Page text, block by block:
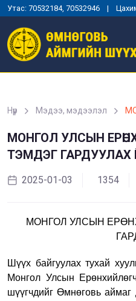
Утас: 70532184, 70532946 |
Нүүр Мэдээ, мэдээлэл
МОНГОЛ УЛСЫН
ТЭМДЭГ
2025-01-03 1354
МОНГОЛ УЛСЫН
Шүүх байгуулах тухай
Монгол Улсын
шүүгчдийг Өмнөговь